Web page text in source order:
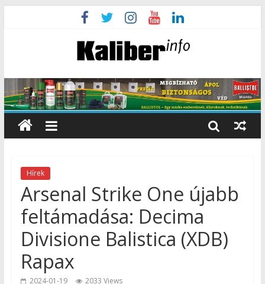
Hírek
Arsenal Strike One újabb
feltámadása: Decima
Divisione Balistica (XDB)
Rapax
2024-01-19 2033 Views